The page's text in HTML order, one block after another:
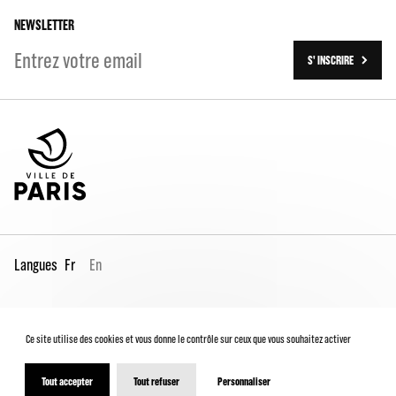
NEWSLETTER
S' INSCRIRE
Langues Fr En
Conditions générales de vente
Charte du spectateur
Déclaration d'accessibilité
Ce site utilise des cookies et vous donne le contrôle sur ceux que vous souhaitez activer
Tout accepter Tout refuser Personnaliser